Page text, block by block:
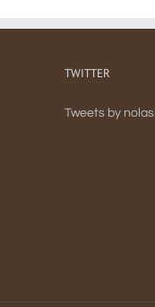
TWITTER
Tweets by